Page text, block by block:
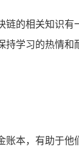
的相关知识
学习的热情
本，有助于